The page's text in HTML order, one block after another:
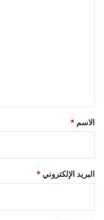
*
الاسم *
البريد الإلكتروني *